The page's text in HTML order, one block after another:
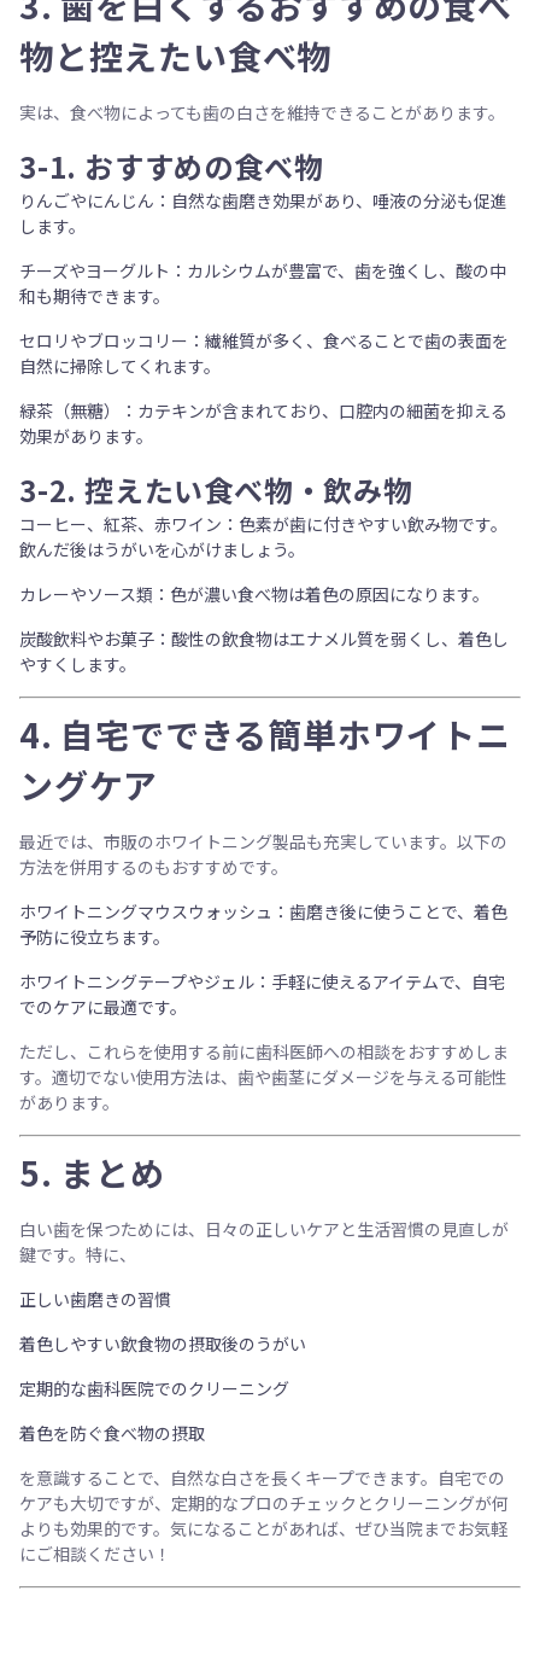
物と控えたい食べ物
実は、食べ物によっても歯の白さを維持できることがあります。
3-1. おすすめの食べ物
りんごやにんじん ：自然な歯磨き効果があり、唾液の分泌も促進
します。
チーズやヨーグルト ：カルシウムが豊富で、歯を強くし、酸の中
和も期待できます。
セロリやブロッコリー ：繊維質が多く、食べることで歯の表面を
自然に掃除してくれます。
緑茶（無糖）
：カテキンが含まれており、口腔内の細菌を抑える
効果があります。
3-2. 控えたい食べ物・飲み物
コーヒー、紅茶、赤ワイン ：色素が歯に付きやすい飲み物です。
飲んだ後はうがいを心がけましょう。
カレーやソース類 ：色が濃い食べ物は着色の原因になります。
炭酸飲料やお菓子 ：酸性の飲食物はエナメル質を弱くし、着色し
やすくします。
4. 自宅でできる簡単ホワイトニ
ングケア
最近では、市販のホワイトニング製品も充実しています。以下の
方法を併用するのもおすすめです。
ホワイトニングマウスウォッシュ ：歯磨き後に使うことで、着色
予防に役立ちます。
ホワイトニングテープやジェル ：手軽に使えるアイテムで、自宅
でのケアに最適です。
ただし、これらを使用する前に歯科医師への相談をおすすめしま
す。適切でない使用方法は、歯や歯茎にダメージを与える可能性
があります。
5. まとめ
白い歯を保つためには、 日々の正しいケアと生活習慣の見直しが
鍵です。特に、
正しい歯磨きの習慣
着色しやすい飲食物の摂取後のうがい
定期的な歯科医院でのクリーニング
着色を防ぐ食べ物の摂取
を意識することで、自然な白さを長くキープできます。自宅での
ケアも大切ですが、 定期的なプロのチェックとクリーニングが何
よりも効果的です。気になることがあれば、ぜひ当院までお気軽
にご相談ください！